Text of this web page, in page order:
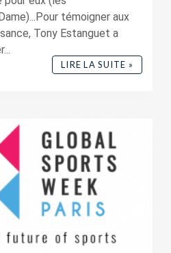
témoigner aux
Tony Estanguet a
LIRE LA SUITE »